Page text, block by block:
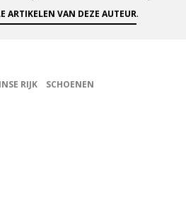
ARTIKELEN VAN DEZE AUTEUR.
RIJK SCHOENEN